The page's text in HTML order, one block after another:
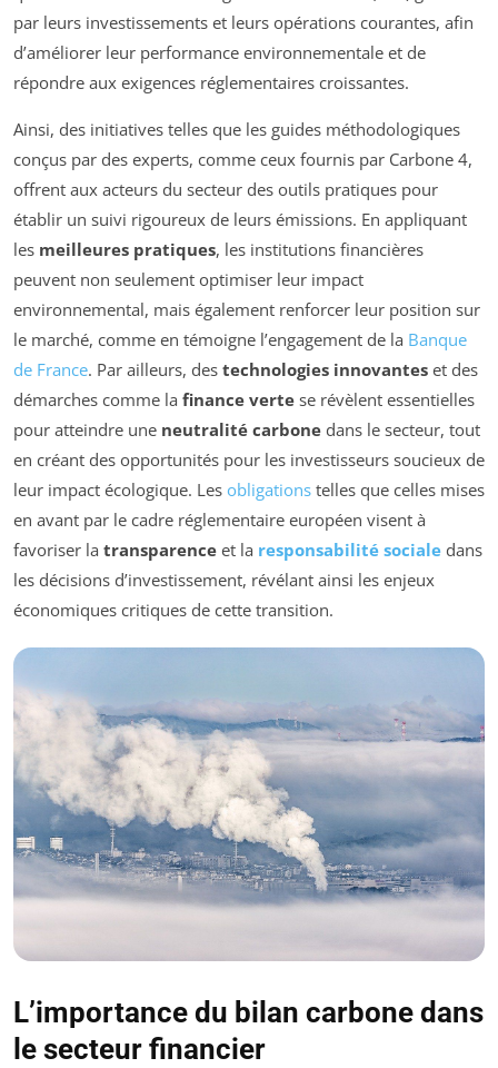
par leurs investissements et leurs opérations courantes, afin
d’améliorer leur performance environnementale et de
répondre aux exigences réglementaires croissantes.
Ainsi, des initiatives telles que les guides méthodologiques
conçus par des experts, comme ceux fournis par Carbone 4,
offrent aux acteurs du secteur des outils pratiques pour
établir un suivi rigoureux de leurs émissions. En appliquant
les meilleures pratiques, les institutions financières
peuvent non seulement optimiser leur impact
environnemental, mais également renforcer leur position sur
le marché, comme en témoigne l’engagement de la Banque
de France. Par ailleurs, des technologies innovantes et des
démarches comme la finance verte se révèlent essentielles
pour atteindre une neutralité carbone dans le secteur, tout
en créant des opportunités pour les investisseurs soucieux de
leur impact écologique. Les obligations telles que celles mises
en avant par le cadre réglementaire européen visent à
favoriser la transparence et la responsabilité sociale dans
les décisions d’investissement, révélant ainsi les enjeux
économiques critiques de cette transition.
L’importance du bilan carbone dans
le secteur financier